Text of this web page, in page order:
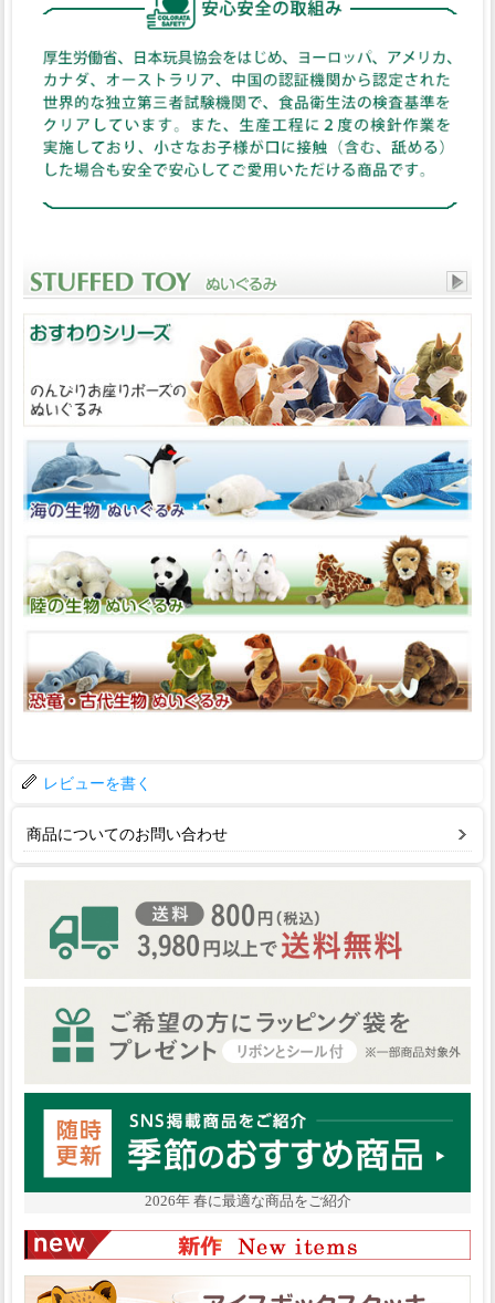
レビューを書く
商品についてのお問い合わせ